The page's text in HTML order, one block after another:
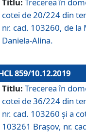
Titlu: Trecerea în
cotei de 20/224 din
nr. cad. 103260, de
Daniela-Alina.
859/10.12.2019
Titlu: Trecerea în
cotei de 36/224 din
nr. cad. 103260 și a
103261 Brașov, nr.